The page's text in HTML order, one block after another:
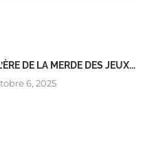
DE LA MERDE DES JEUX...
6, 2025